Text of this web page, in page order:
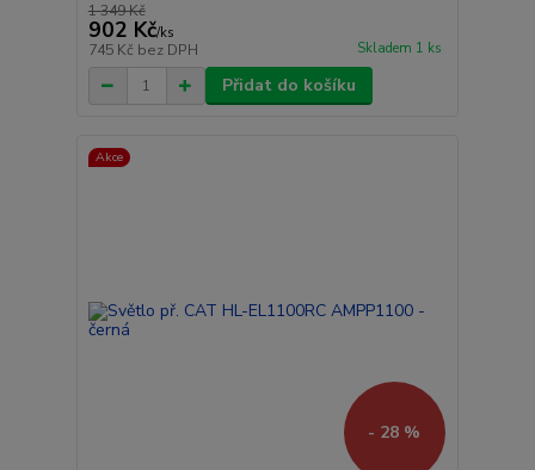
1 349 Kč
902 Kč/ks
745 Kč bez DPH Skladem 1 ks
Přidat do košíku
Akce
- 28 %